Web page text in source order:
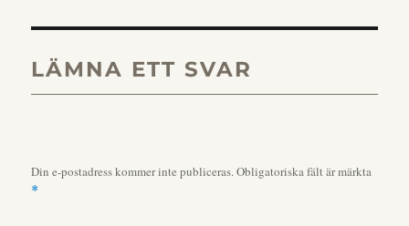
LÄMNA ETT SVAR
Din e-postadress kommer inte publiceras.Obligatoriska fält är märkta
*